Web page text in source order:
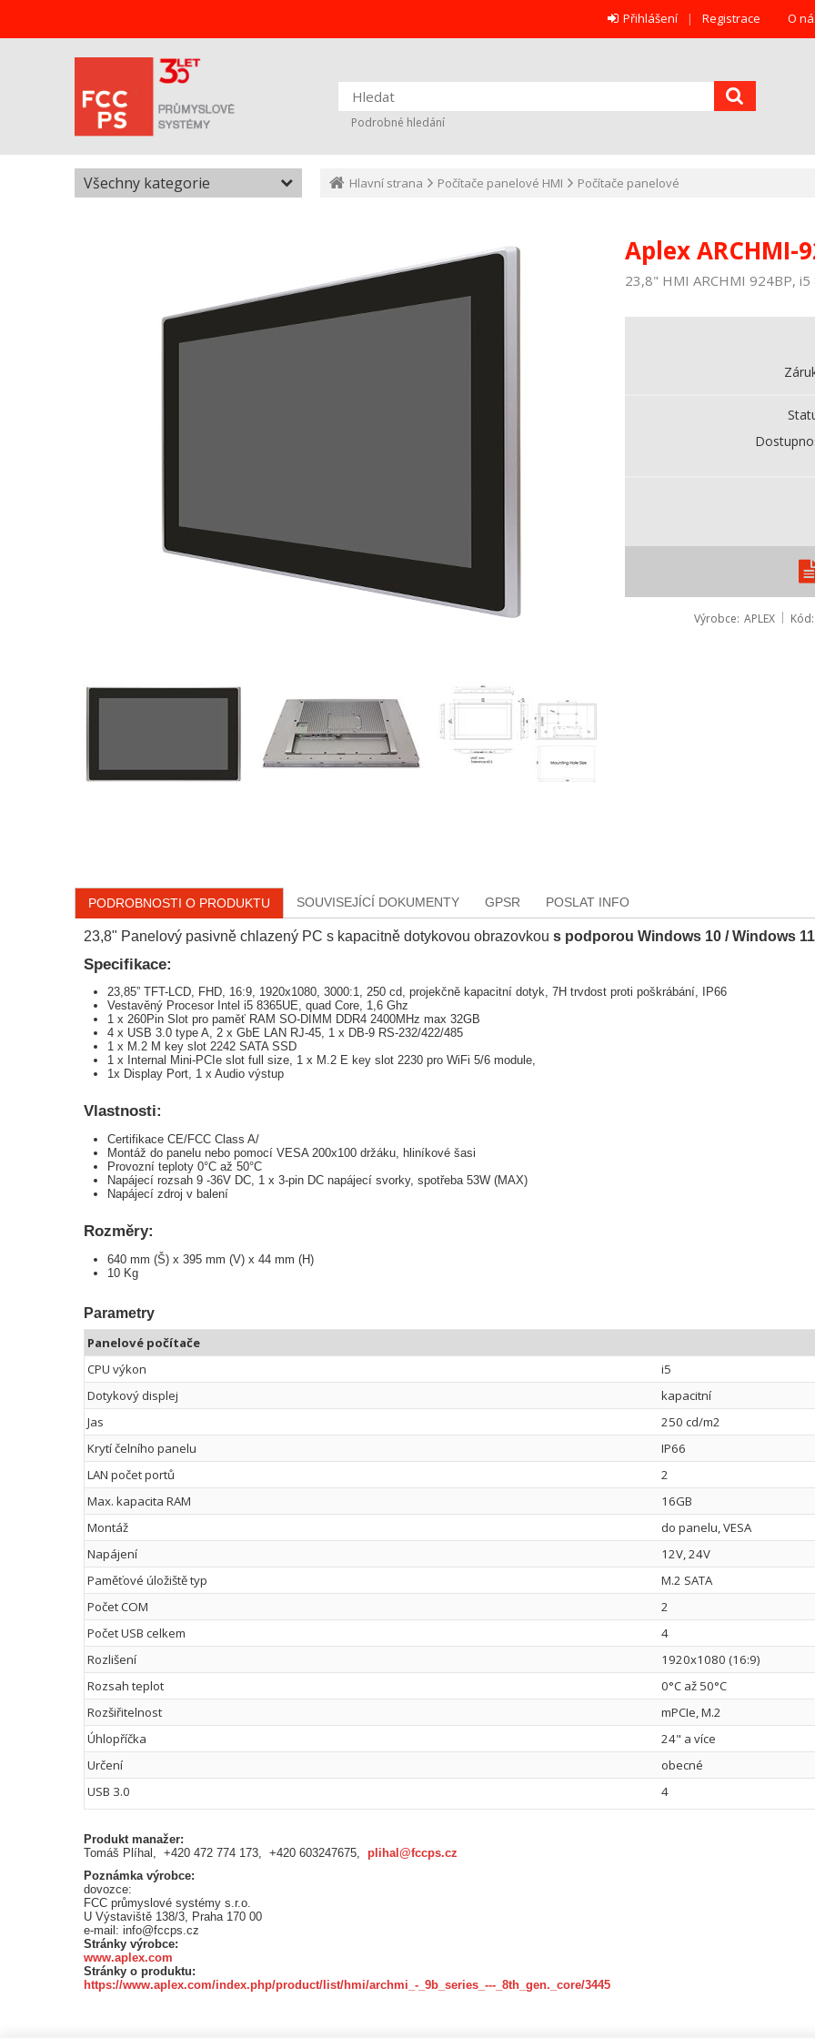
O
Přihlášení Registrace
Podrobné hledání
Všechny kategorie Hlavní strana Počítače panelové HMI Počítače panelové
Aplex ARCHMI-
23,8" HMI ARCHMI 924BP, i5
Výrobce APLEX Kód
PODROBNOSTI O PRODUKTU SOUVISEJÍCÍ DOKUMENTY GPSR POSLAT INFO
23,8" Panelový pasivně chlazený PC s kapacitně dotykovou obrazovkou s podporou Windows 10 / Windows
Specifikace:
23,85” TFT-LCD, FHD, 16:9, 1920x1080, 3000:1, 250 cd, projekčně kapacitní dotyk, 7H trvdost proti poškrábání, IP66
Vestavěný Procesor Intel i5 8365UE, quad Core, 1,6 Ghz
1 x 260Pin Slot pro paměť RAM SO-DIMM DDR4 2400MHz max 32GB
4 x USB 3.0 type A, 2 x GbE LAN RJ-45, 1 x DB-9 RS-232/422/485
1 x M.2 M key slot 2242 SATA SSD
1 x Internal Mini-PCIe slot full size, 1 x M.2 E key slot 2230 pro WiFi 5/6 module,
1x Display Port, 1 x Audio výstup
Vlastnosti:
Certifikace CE/FCC Class A/
Montáž do panelu nebo pomocí VESA 200x100 držáku, hliníkové šasi
Provozní teploty 0°C až 50°C
Napájecí rozsah 9 -36V DC, 1 x 3-pin DC napájecí svorky, spotřeba 53W (MAX)
Napájecí zdroj v balení
Rozměry:
640 mm (Š) x 395 mm (V) x 44 mm (H)
10 Kg
Parametry
Panelové počítače
CPU výkon
i5
Dotykový displej
kapacitní
Jas
250 cd/m2
Krytí čelního panelu
IP66
LAN počet portů
2
Max. kapacita RAM
16GB
Montáž
do panelu, VESA
Napájení
12V, 24V
Paměťové úložiště typ
M.2 SATA
Počet COM
2
Počet USB celkem
4
Rozlišení
1920x1080 (16:9)
Rozsah teplot
0°C až 50°C
Rozšiřitelnost
mPCIe, M.2
Úhlopříčka
24" a více
Určení
obecné
USB 3.0
4
Produkt manažer:
Tomáš Plíhal, +420 472 774 173, +420 603247675, plihal@fccps.cz
Poznámka výrobce:
dovozce:
FCC průmyslové systémy s.r.o.
U Výstaviště 138/3, Praha 170 00
e-mail: info@fccps.cz
Stránky výrobce:
www.aplex.com
Stránky o produktu:
https://www.aplex.com/index.php/product/list/hmi/archmi_-_9b_series_---_8th_gen._core/3445